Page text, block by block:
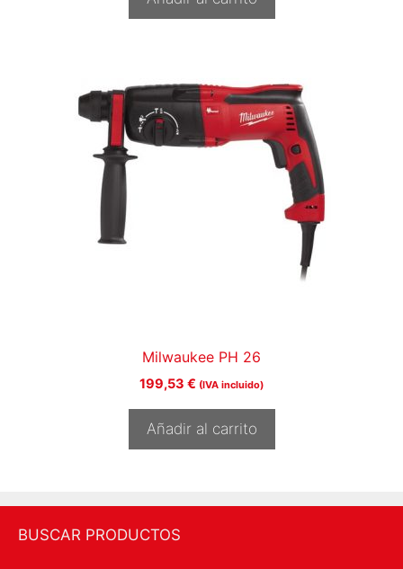
Milwaukee PH 26
199,53 € (IVA incluido)
Añadir al carrito
BUSCAR PRODUCTOS